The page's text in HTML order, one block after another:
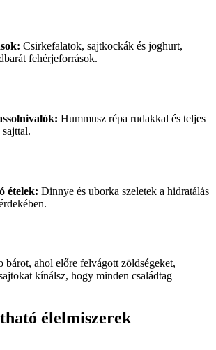
Csirkefalatok, sajtkockák és joghurt,
fehérjeforrások.
Hummusz répa rudakkal és teljes
ételek: Dinnye és uborka szeletek a hidratálás
bárot, ahol előre felvágott zöldségeket,
kínálsz, hogy minden családtag
élelmiszerek